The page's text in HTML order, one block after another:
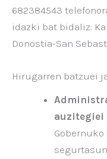
682384543
idazki bat bidaliz:
Donostia-San
Hirugarren batzuei
auzitegiei